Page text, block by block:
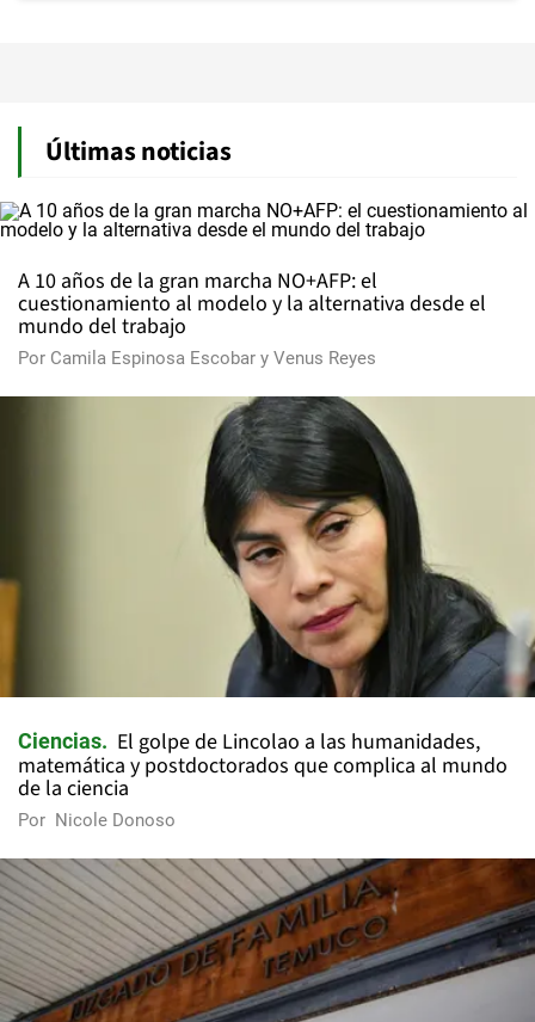
Últimas noticias
A 10 años de la gran marcha NO+AFP: el
cuestionamiento al modelo y la alternativa desde el
mundo del trabajo
Por Camila Espinosa Escobar y Venus Reyes
Ciencias
El golpe de Lincolao a las humanidades,
matemática y postdoctorados que complica al mundo
de la ciencia
Por Nicole Donoso